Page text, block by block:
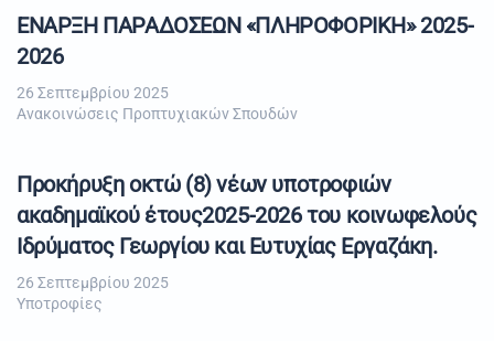
ΕΝΑΡΞΗ ΠΑΡΑΔΟΣΕΩΝ «ΠΛΗΡΟΦΟΡΙΚΗ» 2025-
2026
26 Σεπτεμβρίου 2025
Ανακοινώσεις Προπτυχιακών Σπουδών
Προκήρυξη οκτώ (8) νέων υποτροφιών
ακαδημαϊκού έτους2025-2026 του κοινωφελούς
Ιδρύματος Γεωργίου και Ευτυχίας Εργαζάκη.
26 Σεπτεμβρίου 2025
Υποτροφίες